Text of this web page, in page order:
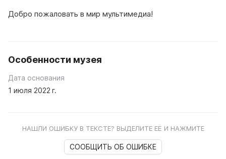
Добро пожаловать в мир мультимедиа!
Особенности музея
Дата основания
1 июля 2022 г.
НАШЛИ ОШИБКУ В ТЕКСТЕ? ВЫДЕЛИТЕ ЕЁ И НАЖМИТЕ
СООБЩИТЬ ОБ ОШИБКЕ